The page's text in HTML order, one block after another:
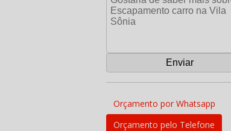
Orçamento por Whatsapp
Orçamento pelo Telefone